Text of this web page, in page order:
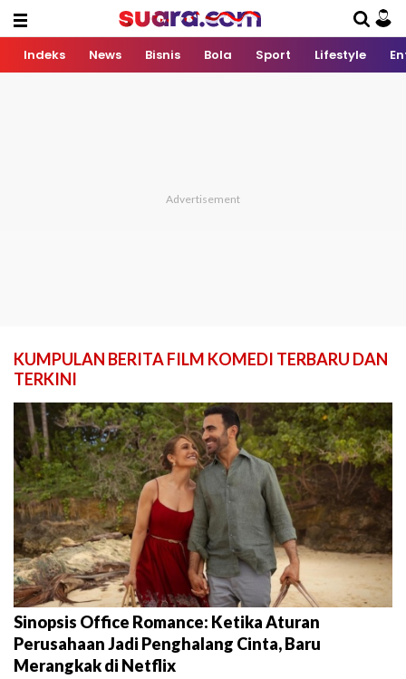
Indeks News Bisnis Bola Sport Lifestyle
KUMPULAN BERITA FILM KOMEDI TERBARU DAN
TERKINI
Sinopsis Office Romance: Ketika Aturan
Perusahaan Jadi Penghalang Cinta, Baru
Merangkak di Netflix